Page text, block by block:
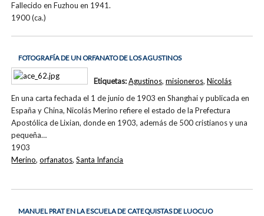
Fallecido en Fuzhou en 1941.
1900 (ca.)
FOTOGRAFÍA DE UN ORFANATO DE LOS AGUSTINOS
En una carta fechada el 1 de junio de 1903 en Shanghai y publicada en
España y China, Nicolás Merino refiere el estado de la Prefectura
Apostólica de Lixian, donde en 1903, además de 500 cristianos y una
pequeña…
1903
Etiquetas:Agustinos, misioneros, Nicolás
Merino,orfanatos,Santa Infancia
MANUEL PRAT EN LA ESCUELA DE CATEQUISTAS DE LUOCUO